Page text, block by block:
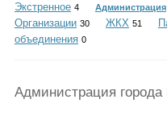
Экстренное 4 Администрация
Организации 30 ЖКХ 51
объединения 0
Администрация